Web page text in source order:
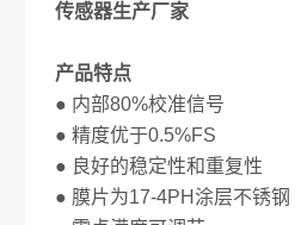
传感器生产厂家
产品特点
● 内部80%校准信号
● 精度优于0.5%FS
● 良好的稳定性和重复性
● 膜片为17-4PH涂层不锈钢